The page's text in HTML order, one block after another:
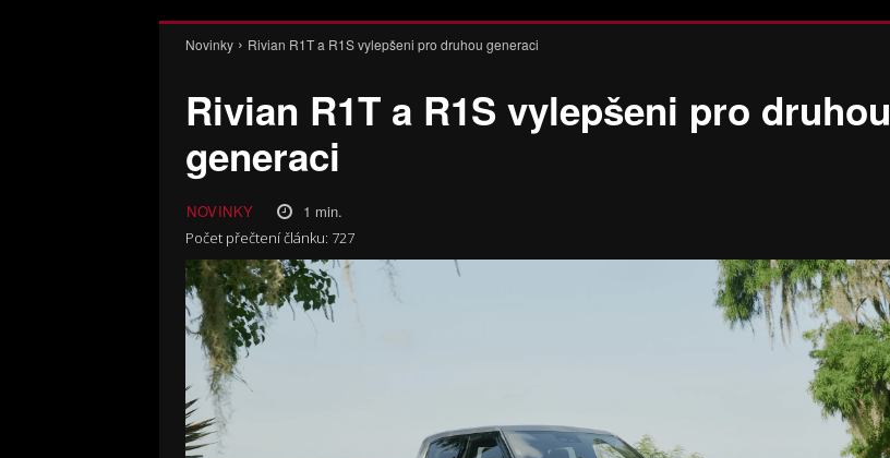
Novinky Rivian R1T a R1S vylepšeni pro druhou generaci
Rivian R1T a R1S vylepšeni pro druhou
generaci
NOVINKY 1 min.
Počet přečtení článku: 727